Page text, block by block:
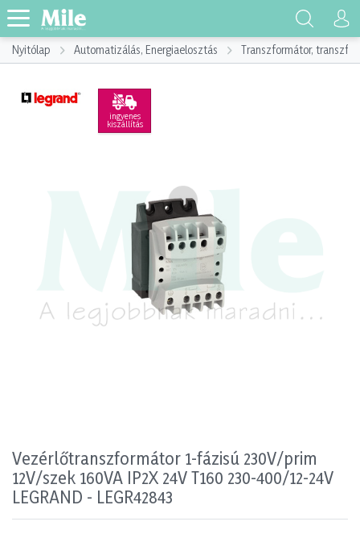
Nyitólap Automatizálás, Energiaelosztás Transzformátor,
ingyenes
kiszállítás
Vezérlőtranszformátor 1-fázisú 230V/prim
12V/szek 160VA IP2X 24V T160 230-400/12-24V
LEGRAND - LEGR42843